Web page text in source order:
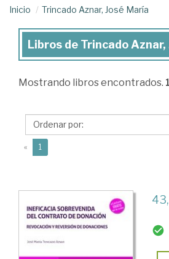
Inicio Trincado Aznar, José María
Libros
Trincado
José
María
Libros de Trincado Aznar,
Mostrando libros encontrados.
« 1